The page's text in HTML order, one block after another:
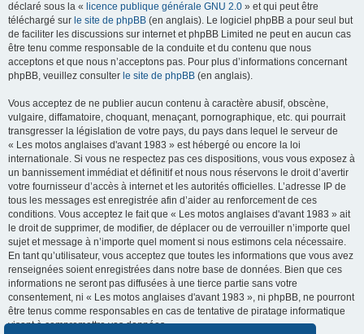
déclaré sous la « licence publique générale GNU 2.0 » et qui peut être
téléchargé sur le site de phpBB (en anglais). Le logiciel phpBB a pour seul but
de faciliter les discussions sur internet et phpBB Limited ne peut en aucun cas
être tenu comme responsable de la conduite et du contenu que nous
acceptons et que nous n’acceptons pas. Pour plus d’informations concernant
phpBB, veuillez consulter le site de phpBB (en anglais).
Vous acceptez de ne publier aucun contenu à caractère abusif, obscène,
vulgaire, diffamatoire, choquant, menaçant, pornographique, etc. qui pourrait
transgresser la législation de votre pays, du pays dans lequel le serveur de
« Les motos anglaises d'avant 1983 » est hébergé ou encore la loi
internationale. Si vous ne respectez pas ces dispositions, vous vous exposez à
un bannissement immédiat et définitif et nous nous réservons le droit d’avertir
votre fournisseur d’accès à internet et les autorités officielles. L’adresse IP de
tous les messages est enregistrée afin d’aider au renforcement de ces
conditions. Vous acceptez le fait que « Les motos anglaises d'avant 1983 » ait
le droit de supprimer, de modifier, de déplacer ou de verrouiller n’importe quel
sujet et message à n’importe quel moment si nous estimons cela nécessaire.
En tant qu’utilisateur, vous acceptez que toutes les informations que vous avez
renseignées soient enregistrées dans notre base de données. Bien que ces
informations ne seront pas diffusées à une tierce partie sans votre
consentement, ni « Les motos anglaises d'avant 1983 », ni phpBB, ne pourront
être tenus comme responsables en cas de tentative de piratage informatique
visant à compromettre vos données.